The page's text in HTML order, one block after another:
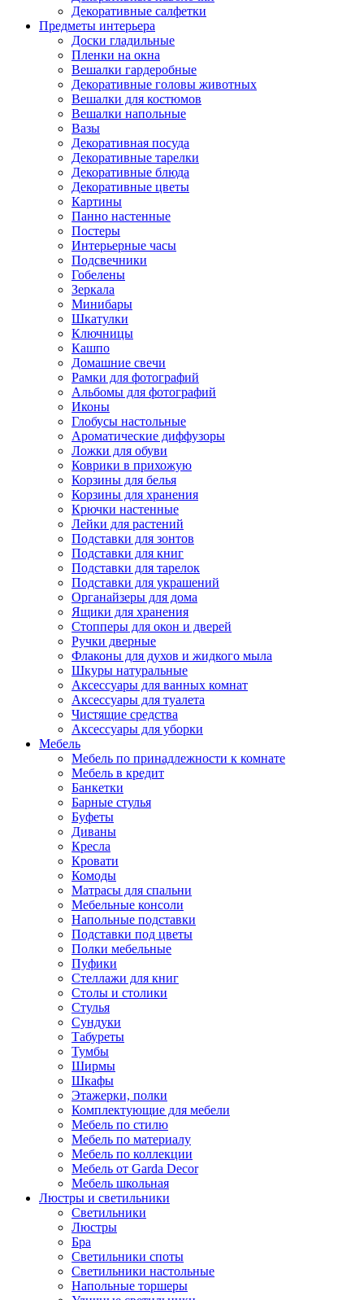
Декоративные салфетки
Предметы интерьера
Доски гладильные
Пленки на окна
Вешалки гардеробные
Декоративные головы животных
Вешалки для костюмов
Вешалки напольные
Вазы
Декоративная посуда
Декоративные тарелки
Декоративные блюда
Декоративные цветы
Картины
Панно настенные
Постеры
Интерьерные часы
Подсвечники
Гобелены
Зеркала
Минибары
Шкатулки
Ключницы
Кашпо
Домашние свечи
Рамки для фотографий
Альбомы для фотографий
Иконы
Глобусы настольные
Ароматические диффузоры
Ложки для обуви
Коврики в прихожую
Корзины для белья
Корзины для хранения
Крючки настенные
Лейки для растений
Подставки для зонтов
Подставки для книг
Подставки для тарелок
Подставки для украшений
Органайзеры для дома
Ящики для хранения
Стопперы для окон и дверей
Ручки дверные
Флаконы для духов и жидкого мыла
Шкуры натуральные
Аксессуары для ванных комнат
Аксессуары для туалета
Чистящие средства
Аксессуары для уборки
Мебель
Мебель по принадлежности к комнате
Мебель в кредит
Банкетки
Барные стулья
Буфеты
Диваны
Кресла
Кровати
Комоды
Матрасы для спальни
Мебельные консоли
Напольные подставки
Подставки под цветы
Полки мебельные
Пуфики
Стеллажи для книг
Столы и столики
Стулья
Сундуки
Табуреты
Тумбы
Ширмы
Шкафы
Этажерки, полки
Комплектующие для мебели
Мебель по стилю
Мебель по материалу
Мебель по коллекции
Мебель от Garda Decor
Мебель школьная
Люстры и светильники
Светильники
Люстры
Бра
Светильники споты
Светильники настольные
Напольные торшеры